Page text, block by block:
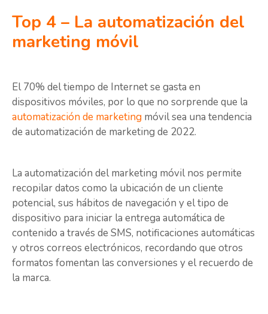
Top 4 – La automatización del
marketing móvil
El 70% del tiempo de Internet se gasta en
dispositivos móviles, por lo que no sorprende que la
automatización de marketing móvil sea una tendencia
de automatización de marketing de 2022.
La automatización del marketing móvil nos permite
recopilar datos como la ubicación de un cliente
potencial, sus hábitos de navegación y el tipo de
dispositivo para iniciar la entrega automática de
contenido a través de SMS, notificaciones automáticas
y otros correos electrónicos, recordando que otros
formatos fomentan las conversiones y el recuerdo de
la marca.